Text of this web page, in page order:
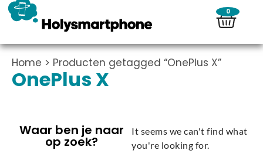
0
Home > Producten getagged “OnePlus X”
OnePlus X
Waar ben je naar
op zoek?
It seems we can't find what
you're looking for.